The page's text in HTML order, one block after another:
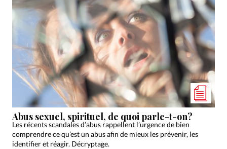
Abus sexuel, spirituel, de quoi parle-t-on?
Les récents scandales d’abus rappellent l’urgence de bien
comprendre ce qu’est un abus afin de mieux les prévenir, les
identifier et réagir. Décryptage.